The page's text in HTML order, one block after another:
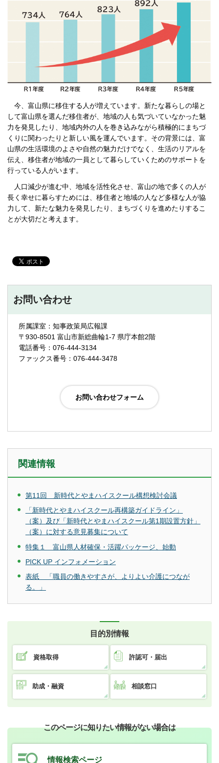
今、富山県に移住する人が増えています。新たな暮らしの場と
して富山県を選んだ移住者が、地域の人も気づいていなかった魅
力を発見したり、地域内外の人を巻き込みながら積極的にまちづ
くりに関わったりと新しい風を運んでいます。その背景には、富
山県の生活環境のよさや自然の魅力だけでなく、生活のリアルを
伝え、移住者が地域の一員として暮らしていくためのサポートを
行っている人がいます。
人口減少が進む中、地域を活性化させ、富山の地で多くの人が
長く幸せに暮らすためには、移住者と地域の人など多様な人が協
力して、新たな魅力を発見したり、まちづくりを進めたりするこ
とが大切だと考えます。
お問い合わせ
所属課室：知事政策局広報課
〒930-8501 富山市新総曲輪1-7 県庁本館2階
電話番号：076-444-3134
ファックス番号：076-444-3478
関連情報
第11回 新時代とやまハイスクール構想検討会議
「新時代とやまハイスクール再構築ガイドライン」
（案）及び「新時代とやまハイスクール第1期設置方針」
（案）に対する意見募集について
特集１ 富山県人材確保・活躍パッケージ、始動
PICK UP インフォメーション
表紙 「職員の働きやすさが、よりよい介護につなが
る。」
目的別情報
資格取得 許認可・届出
助成・融資 相談窓口
このページに知りたい情報がない場合は
情報検索ページ